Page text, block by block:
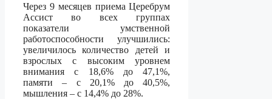
Через 9 месяцев приема Церебрум
Ассист во всех группах
показатели умственной
работоспособности улучшились:
увеличилось количество детей и
взрослых с высоким уровнем
внимания с 18,6% до 47,1%,
памяти – с 20,1% до 40,5%,
мышления – с 14,4% до 28%.